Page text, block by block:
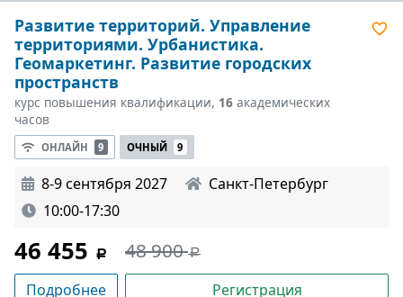
Развитие территорий. Управление
территориями. Урбанистика.
Геомаркетинг. Развитие городских
пространств
курс повышения квалификации, 16 академических
часов
ОНЛАЙН 9 ОЧНЫЙ 9
8-9 сентября 2027
Санкт-Петербург
10:00-17:30
46 455 48 900
Подробнее Регистрация